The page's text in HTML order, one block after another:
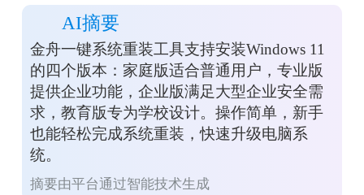
安全纯净无捆绑，全程无
人值守，支持Win10/win11
系统的在线重装
AI摘要
金舟一键系统重装工具支持安装Windows 11
的四个版本：家庭版适合普通用户，专业版
提供企业功能，企业版满足大型企业安全需
求，教育版专为学校设计。操作简单，新手
也能轻松完成系统重装，快速升级电脑系
统。
摘要由平台通过智能技术生成